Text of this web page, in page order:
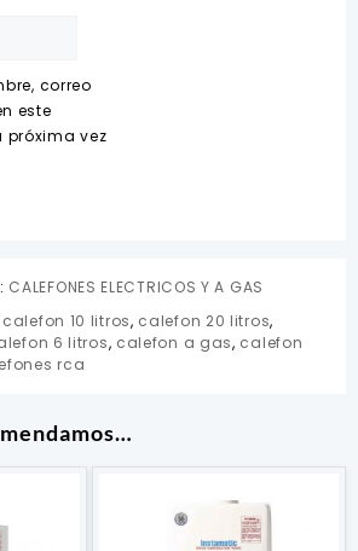
correo
este
vez
CALEFONES ELECTRICOS Y A GAS
calefon 10 litros, calefon 20 litros,
6 litros, calefon a gas, calefon
rca